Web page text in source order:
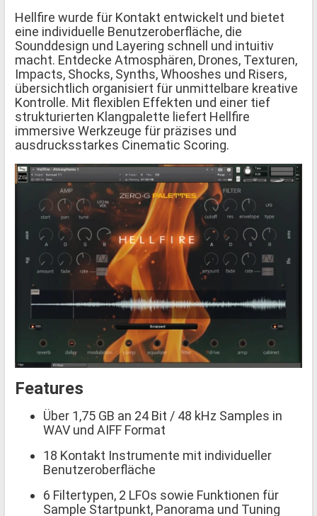
Hellfire wurde für Kontakt entwickelt und bietet
eine individuelle Benutzeroberfläche, die
Sounddesign und Layering schnell und intuitiv
macht. Entdecke Atmosphären, Drones, Texturen,
Impacts, Shocks, Synths, Whooshes und Risers,
übersichtlich organisiert für unmittelbare kreative
Kontrolle. Mit flexiblen Effekten und einer tief
strukturierten Klangpalette liefert Hellfire
immersive Werkzeuge für präzises und
ausdrucksstarkes Cinematic Scoring.
Features
Über 1,75 GB an 24 Bit / 48 kHz Samples in
WAV und AIFF Format
18 Kontakt Instrumente mit individueller
Benutzeroberfläche
6 Filtertypen, 2 LFOs sowie Funktionen für
Sample Startpunkt, Panorama und Tuning